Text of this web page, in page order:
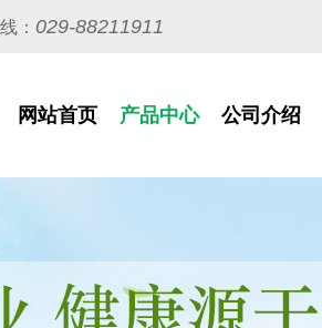
：029-88211911
网站首页 产品中心 公司介绍